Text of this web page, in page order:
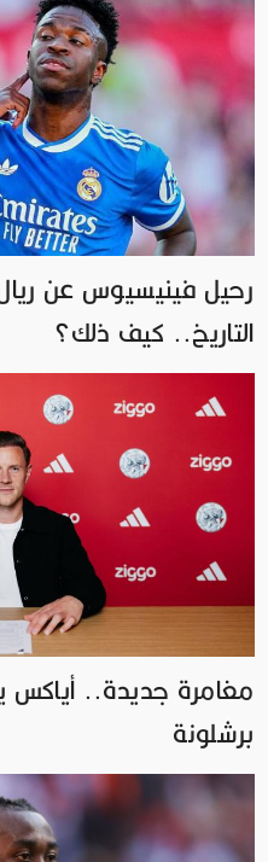
رحيل فينيسيوس عن
التاريخ.. كيف ذلك؟
مغامرة جديدة..
برشلونة